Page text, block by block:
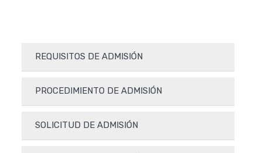
REQUISITOS DE ADMISIÓN
PROCEDIMIENTO DE ADMISIÓN
SOLICITUD DE ADMISIÓN